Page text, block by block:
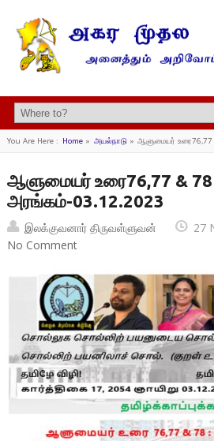
You Are Here : Home» அயல்நாடு» ஆளுமையர்
ஆளுமையர் உரை76,77 &
அரங்கம்-03.12.2023
இலக்குவனார் திருவள்ளுவன்
27
No Comment